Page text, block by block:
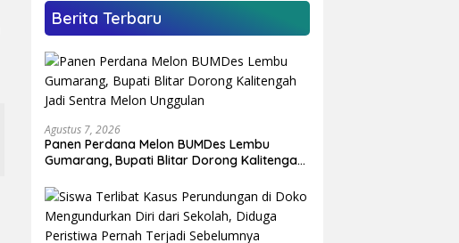
Berita Terbaru
Agustus 7, 2026
Panen Perdana Melon BUMDes Lembu
Gumarang, Bupati Blitar Dorong Kalitengah